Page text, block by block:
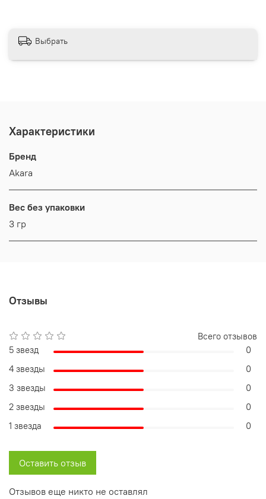
Выбрать
Характеристики
Бренд
Akara
Вес без упаковки
3 гр
Отзывы
Отзывов еще никто не оставлял
Всего отзывов
5 звезд
0
4 звезды
0
3 звезды
0
2 звезды
0
1 звезда
0
Оставить отзыв